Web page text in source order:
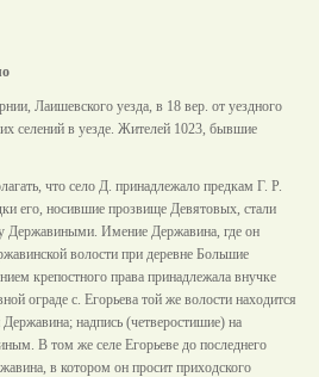
Лаишевского уезда, в 18 вер. от уездного
селений в уезде. Жителей 1023, бывшие
что село Д. принадлежало предкам Г. Р.
его, носившие прозвище Девятовых, стали
Державиными. Имение Державина, где он
волости при деревне Большие
крепостного права принадлежала внучке
ограде с. Егорьева той же волости находится
надпись (четверостишие) на
В том же селе Егорьеве до последнего
в котором он просит приходского